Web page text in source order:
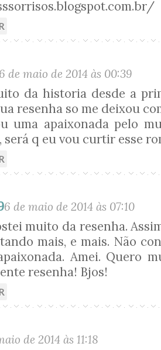
6 de maio de 2014 às 00:39
da historia desde a
resenha so me deixou
uma apaixonada pelo
será q eu vou curtir esse
6 de maio de 2014 às 07:10
muito da resenha.
mais, e mais. Não
Amei. Quero
resenha! Bjos!
de 2014 às 11:18